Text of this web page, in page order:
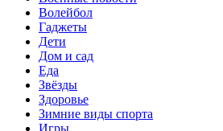
Волейбол
Гаджеты
Дети
Дом и сад
Еда
Звёзды
Здоровье
Зимние виды спорта
Игры